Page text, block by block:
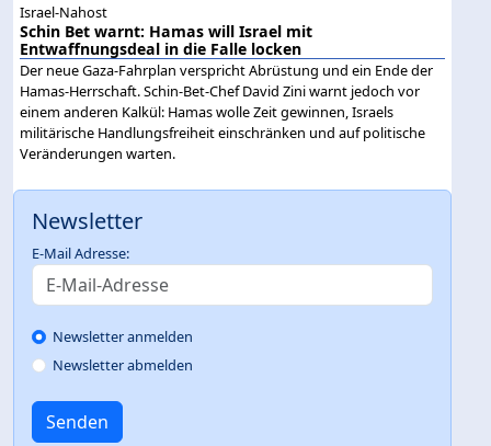
Israel-Nahost
Schin Bet warnt: Hamas will Israel mit
Entwaffnungsdeal in die Falle locken
Der neue Gaza-Fahrplan verspricht Abrüstung und ein Ende der
Hamas-Herrschaft. Schin-Bet-Chef David Zini warnt jedoch vor
einem anderen Kalkül: Hamas wolle Zeit gewinnen, Israels
militärische Handlungsfreiheit einschränken und auf politische
Veränderungen warten.
Newsletter
E-Mail Adresse:
Newsletter anmelden
Newsletter abmelden
Senden